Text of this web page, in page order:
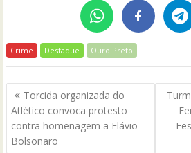
Crime Destaque Ouro Preto
Navegação
de
Post
Torcida organizada do
Atlético convoca protesto
contra homenagem a Flávio
Bolsonaro